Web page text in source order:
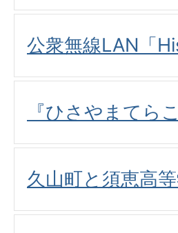
公衆無線LAN「
『ひさやまてら
久山町と須恵高